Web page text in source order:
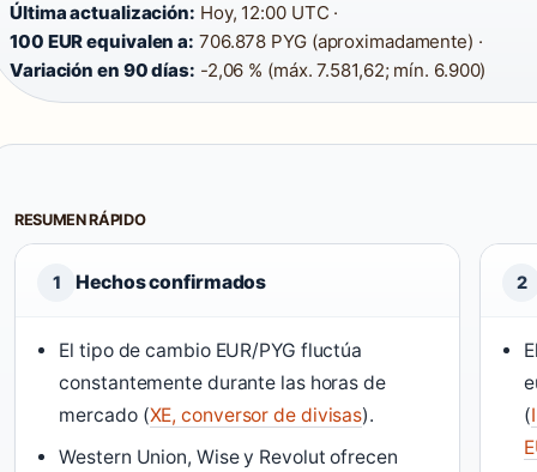
Última actualización: Hoy, 12:00 UTC ·
100 EUR equivalen a: 706.878 PYG (aproximadamente) ·
Variación en 90 días: -2,06 % (máx. 7.581,62; mín. 6.900)
RESUMEN RÁPIDO
1 Hechos confirmados
El tipo de cambio EUR/PYG fluctúa
constantemente durante las horas de
mercado (XE, conversor de divisas).
Western Union, Wise y Revolut ofrecen
2
(